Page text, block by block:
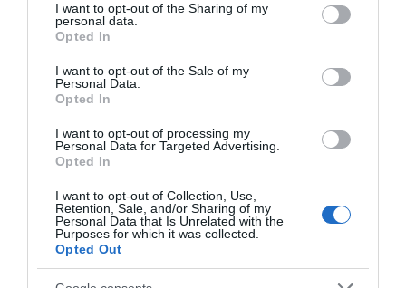
not limited to your visit or usage behaviour. You may click to
grant or deny consent to Google and its third-party tags to
use your data for below specified purposes in below Google
consent section.
I want to opt-out of the Sharing of my
personal data.
Opted In
I want to opt-out of the Sale of my
Personal Data.
Opted In
I want to opt-out of processing my
Personal Data for Targeted Advertising.
Opted In
I want to opt-out of Collection, Use,
Retention, Sale, and/or Sharing of my
Personal Data that Is Unrelated with the
Purposes for which it was collected.
Opted Out
TODO PARA GRAVEL Y BIKEPACKING EN
OIARTZUN BIKE
El gravel y el bikepacking siguen creciendo año tras año.
Cada vez más ciclistas buscan bicicletas versátiles, rutas...